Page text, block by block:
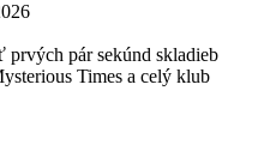
prvých pár sekúnd skladieb
Times a celý klub